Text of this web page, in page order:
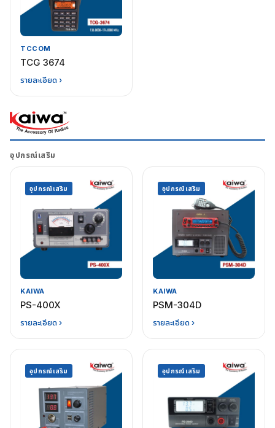
TCCOM
TCG 3674
รายละเอียด ›
อุปกรณ์เสริม
อุปกรณ์เสริม
KAIWA
PS-400X
รายละเอียด ›
อุปกรณ์เสริม
KAIWA
PSM-304D
รายละเอียด ›
อุปกรณ์เสริม อุปกรณ์เสริม